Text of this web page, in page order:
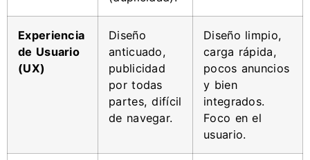
Experiencia
de Usuario
(UX)
Diseño
anticuado,
publicidad
por todas
partes, difícil
de navegar.
Diseño limpio,
carga rápida,
pocos anuncios
y bien
integrados.
Foco en el
usuario.